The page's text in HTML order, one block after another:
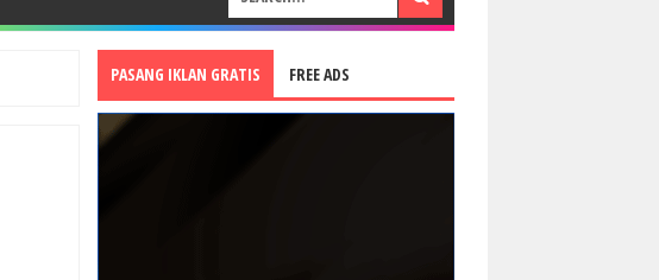
PASANG IKLAN GRATIS FREE ADS